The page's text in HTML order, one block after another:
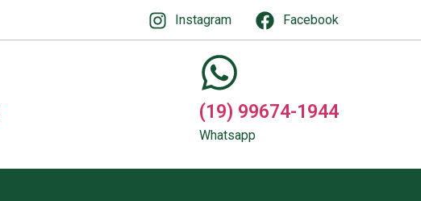
Instagram Facebook
(19) 99674-1944
Whatsapp